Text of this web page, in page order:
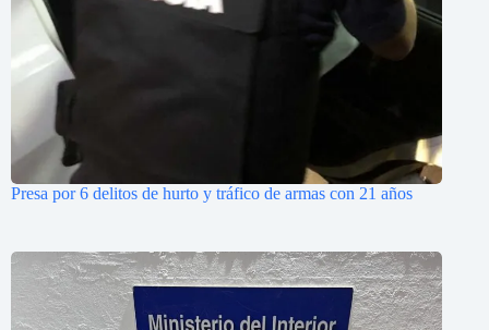
Presa por 6 delitos de hurto y tráfico de armas con 21 años